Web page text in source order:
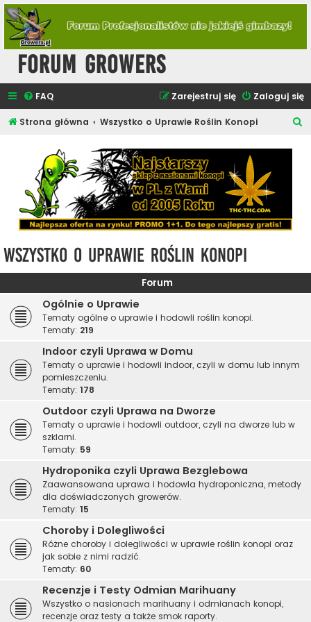
Forum Growers
FAQ Zaloguj się
Zarejestruj się
Strona główna Wszystko o Uprawie Roślin Konopi
Wszystko o Uprawie Roślin Konopi
Forum
Ogólnie o Uprawie
Tematy ogólne o uprawie i hodowli roślin konopi.
Tematy: 219
Indoor czyli Uprawa w Domu
Tematy o uprawie i hodowli indoor, czyli w domu lub innym
pomieszczeniu.
Tematy: 178
Outdoor czyli Uprawa na Dworze
Tematy o uprawie i hodowli outdoor, czyli na dworze lub w
szklarni.
Tematy: 59
Hydroponika czyli Uprawa Bezglebowa
Zaawansowana uprawa i hodowla hydroponiczna, metody
dla doświadczonych growerów.
Tematy: 15
Choroby i Dolegliwości
Różne choroby i dolegliwości w uprawie roślin konopi oraz
jak sobie z nimi radzić.
Tematy: 60
Recenzje i Testy Odmian Marihuany
Wszystko o nasionach marihuany i odmianach konopi,
recenzje oraz testy a także smok raporty.